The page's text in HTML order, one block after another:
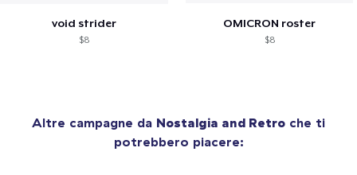
void strider
$8
OMICRON roster
$8
Altre campagne da Nostalgia and Retro che ti
potrebbero piacere: